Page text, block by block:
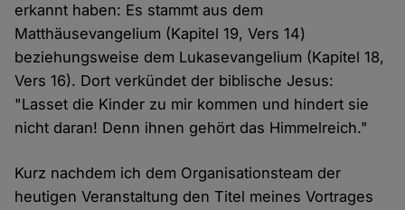
erkannt haben: Es stammt aus dem
Matthäusevangelium (Kapitel 19, Vers 14)
beziehungsweise dem Lukasevangelium (Kapitel 18,
Vers 16). Dort verkündet der biblische Jesus:
"Lasset die Kinder zu mir kommen und hindert sie
nicht daran! Denn ihnen gehört das Himmelreich."
Kurz nachdem ich dem Organisationsteam der
heutigen Veranstaltung den Titel meines Vortrages